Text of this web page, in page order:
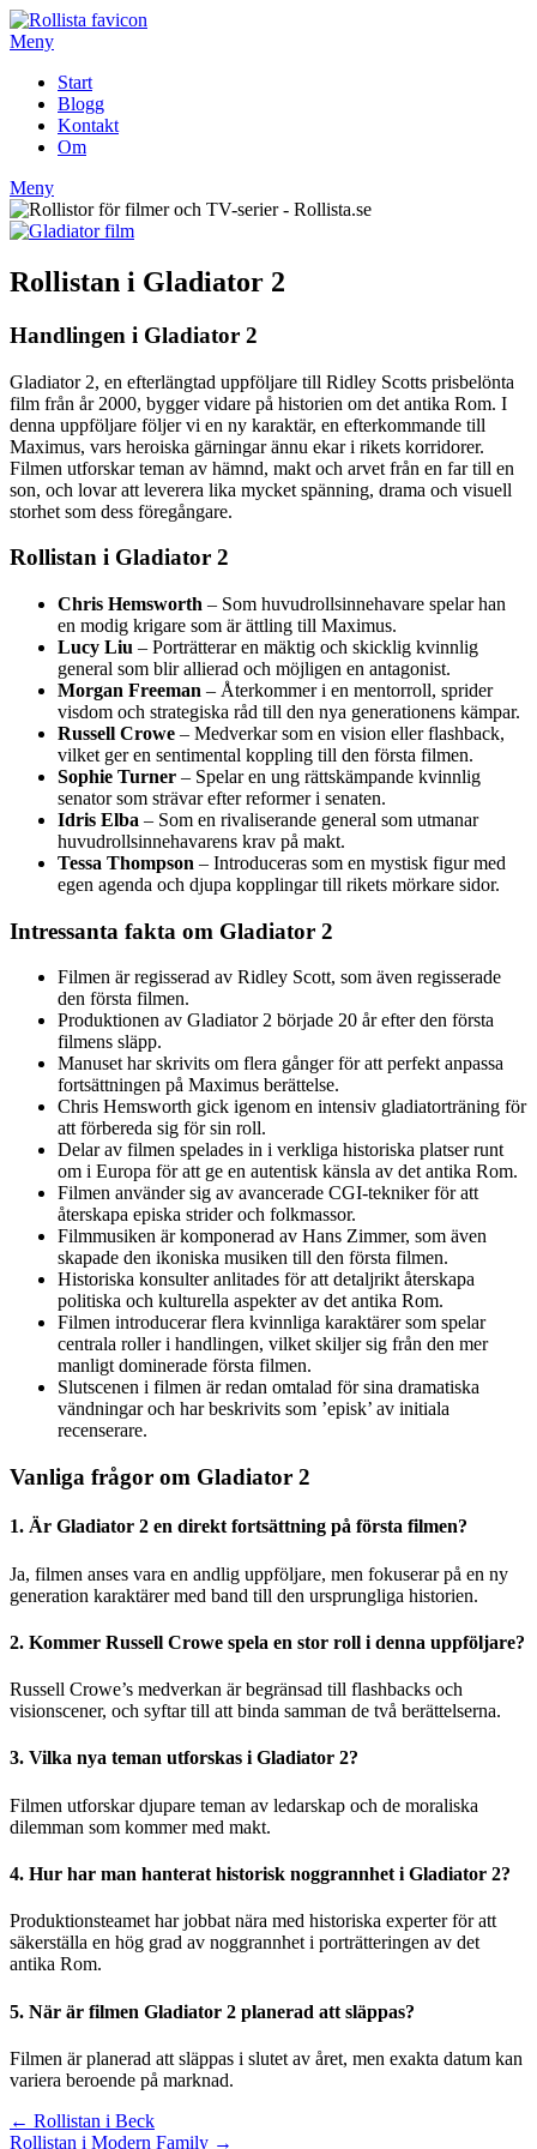
Hoppa
till
Meny
Start
Blogg
Kontakt
Om
Meny
Rollistan i Gladiator 2
Handlingen i Gladiator 2
Gladiator 2, en efterlängtad uppföljare till Ridley Scotts prisbelönta
film från år 2000, bygger vidare på historien om det antika Rom. I
denna uppföljare följer vi en ny karaktär, en efterkommande till
Maximus, vars heroiska gärningar ännu ekar i rikets korridorer.
Filmen utforskar teman av hämnd, makt och arvet från en far till en
son, och lovar att leverera lika mycket spänning, drama och visuell
storhet som dess föregångare.
Rollistan i Gladiator 2
Chris Hemsworth – Som huvudrollsinnehavare spelar han
en modig krigare som är ättling till Maximus.
Lucy Liu – Porträtterar en mäktig och skicklig kvinnlig
general som blir allierad och möjligen en antagonist.
Morgan Freeman – Återkommer i en mentorroll, sprider
visdom och strategiska råd till den nya generationens kämpar.
Russell Crowe – Medverkar som en vision eller flashback,
vilket ger en sentimental koppling till den första filmen.
Sophie Turner – Spelar en ung rättskämpande kvinnlig
senator som strävar efter reformer i senaten.
Idris Elba – Som en rivaliserande general som utmanar
huvudrollsinnehavarens krav på makt.
Tessa Thompson – Introduceras som en mystisk figur med
egen agenda och djupa kopplingar till rikets mörkare sidor.
Intressanta fakta om Gladiator 2
Filmen är regisserad av Ridley Scott, som även regisserade
den första filmen.
Produktionen av Gladiator 2 började 20 år efter den första
filmens släpp.
Manuset har skrivits om flera gånger för att perfekt anpassa
fortsättningen på Maximus berättelse.
Chris Hemsworth gick igenom en intensiv gladiatorträning för
att förbereda sig för sin roll.
Delar av filmen spelades in i verkliga historiska platser runt
om i Europa för att ge en autentisk känsla av det antika Rom.
Filmen använder sig av avancerade CGI-tekniker för att
återskapa episka strider och folkmassor.
Filmmusiken är komponerad av Hans Zimmer, som även
skapade den ikoniska musiken till den första filmen.
Historiska konsulter anlitades för att detaljrikt återskapa
politiska och kulturella aspekter av det antika Rom.
Filmen introducerar flera kvinnliga karaktärer som spelar
centrala roller i handlingen, vilket skiljer sig från den mer
manligt dominerade första filmen.
Slutscenen i filmen är redan omtalad för sina dramatiska
vändningar och har beskrivits som ’episk’ av initiala
recenserare.
Vanliga frågor om Gladiator 2
1. Är Gladiator 2 en direkt fortsättning på första filmen?
Ja, filmen anses vara en andlig uppföljare, men fokuserar på en ny
generation karaktärer med band till den ursprungliga historien.
2. Kommer Russell Crowe spela en stor roll i denna uppföljare?
Russell Crowe’s medverkan är begränsad till flashbacks och
visionscener, och syftar till att binda samman de två berättelserna.
3. Vilka nya teman utforskas i Gladiator 2?
Filmen utforskar djupare teman av ledarskap och de moraliska
dilemman som kommer med makt.
4. Hur har man hanterat historisk noggrannhet i Gladiator 2?
Produktionsteamet har jobbat nära med historiska experter för att
säkerställa en hög grad av noggrannhet i porträtteringen av det
antika Rom.
5. När är filmen Gladiator 2 planerad att släppas?
Filmen är planerad att släppas i slutet av året, men exakta datum kan
variera beroende på marknad.
Inläggsnavigering
← Rollistan i Beck
Rollistan i Modern Family →